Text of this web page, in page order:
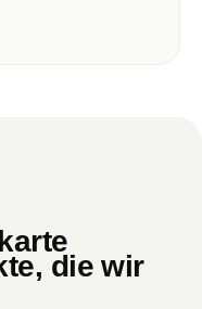
die wir